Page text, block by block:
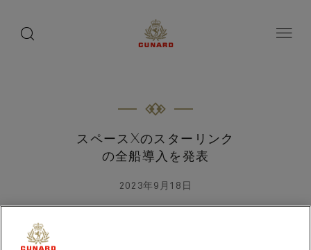
スペースXのスターリンク
の全船導入を発表
2023年9月18日